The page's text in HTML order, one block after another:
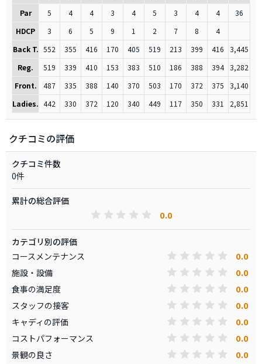
Par
5 4 4 3 4 5 3 4 4
36
HDCP
3 6 5 9 1 2 7 8
4
Back T. 552 355 416 170 405 519 213 399 416
3,445
Reg.
519 339 410 153 383 510 186 388 394 3,282
Front.
487 335 388 140 370 503 170 372 375
3,140
Ladies. 442 330 372 120 340 449 117 350 331 2,851
クチコミの評価
クチコミ件数
0件
累計の総合評価
0.0
カテゴリ別の評価
コースメンテナンス
0.0
施設・設備 0.0
食事の満足度 0.0
スタッフの接客 0.0
キャディの評価 0.0
コストパフォーマンス 0.0
景観の良さ 0.0